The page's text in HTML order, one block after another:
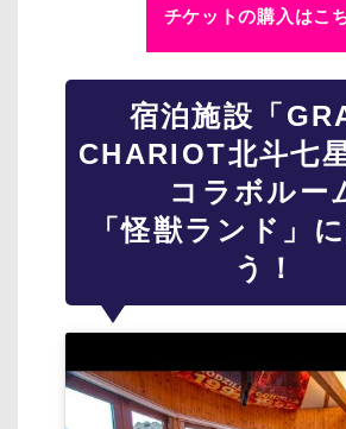
チケットの購入はこ
宿泊施設「
CHARIOT北斗七
コラボルー
「怪獣ランド」
う！